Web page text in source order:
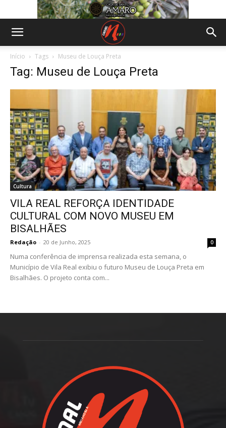
Início Tags Museu de Louça Preta
Tag: Museu de Louça Preta
Cultura
VILA REAL REFORÇA IDENTIDADE
CULTURAL COM NOVO MUSEU EM
BISALHÃES
Redação - 20 de Junho, 2025 0
Numa conferência de imprensa realizada esta semana, o
Município de Vila Real exibiu o futuro Museu de Louça Preta em
Bisalhães. O projeto conta com...